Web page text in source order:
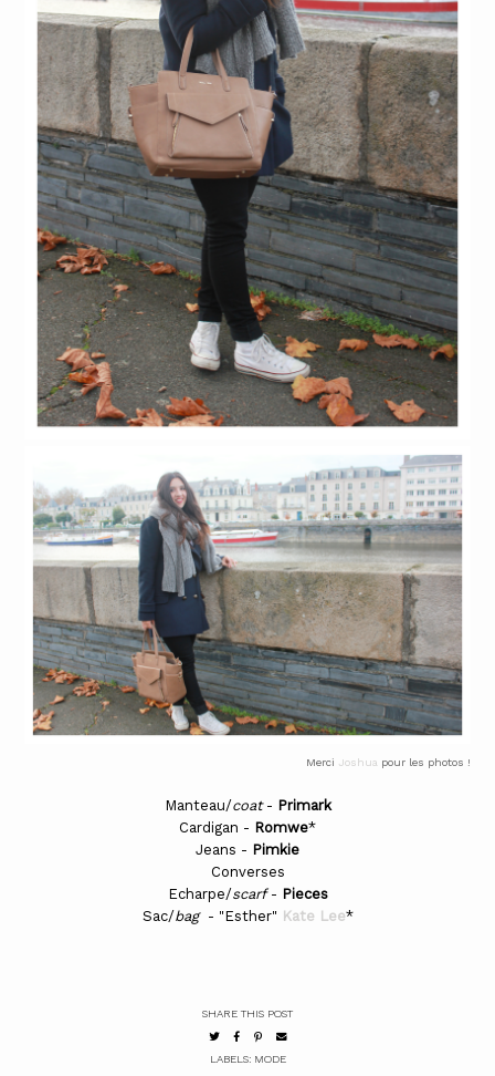
Merci Joshua pour les photos !
Manteau/coat- Primark
Cardigan - Romwe*
Jeans - Pimkie
Converses
Echarpe/scarf- Pieces
Sac/bag- "Esther" Kate Lee*
SHARE THIS POST
LABELS: MODE